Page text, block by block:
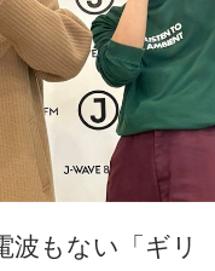
波もない「ギリ